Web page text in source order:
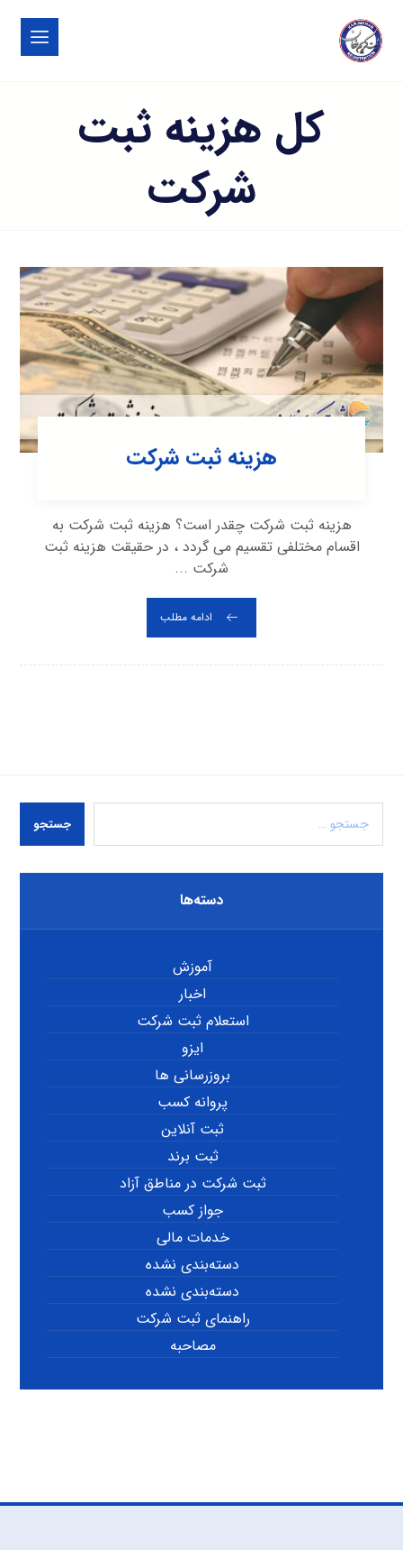
کل هزینه ثبت
شرکت
هزینه ثبت شرکت
هزینه ثبت شرکت چقدر است؟ هزینه ثبت شرکت به
اقسام مختلفی تقسیم می گردد ، در حقیقت هزینه ثبت
شرکت ...
ادامه مطلب
جستجو
دسته‌ها
آموزش
اخبار
استعلام ثبت شرکت
ایزو
بروزرسانی ها
پروانه کسب
ثبت آنلاین
ثبت برند
ثبت شرکت در مناطق آزاد
جواز کسب
خدمات مالی
دسته‌بندی نشده
دسته‌بندی نشده
راهنمای ثبت شرکت
مصاحبه